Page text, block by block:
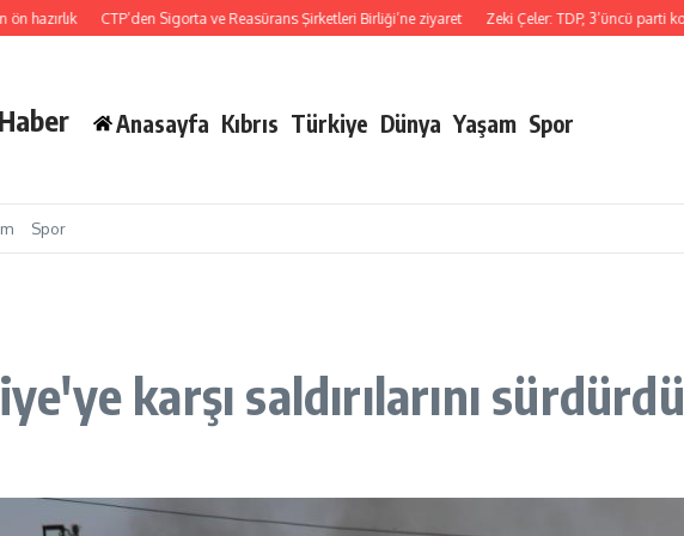
CTP’den Sigorta ve Reasürans Şirketleri Birliği’ne ziyaret Zeki Çeler: TDP, 3’üncü parti
Anasayfa Kıbrıs Türkiye Dünya Yaşam Spor
Spor
karşı saldırılarını